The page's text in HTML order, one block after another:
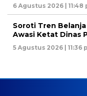
6 Agustus 2026 | 11:48
Soroti Tren
Awasi Ketat Dinas
5 Agustus 2026 | 11:36